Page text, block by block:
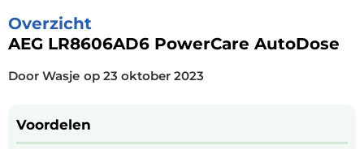
Overzicht
AEG LR8606AD6 PowerCare AutoDose
Door Wasje op 23 oktober 2023
Voordelen